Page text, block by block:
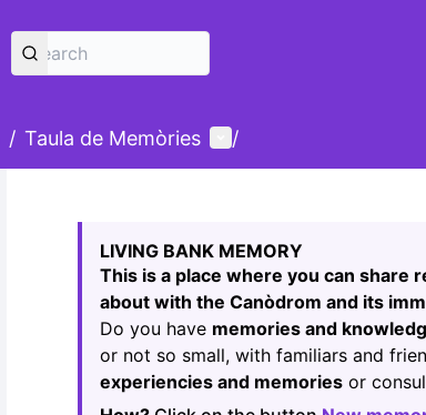
/ Taula de Memòries User menu
/
LIVING BANK MEMORY
This is a place where you can share
about with the Canòdrom and its
Do you have memories and
or not so small, with familiars and
experiencies and memories or